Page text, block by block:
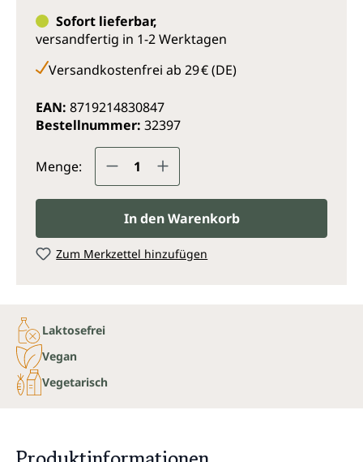
Sofort lieferbar,
versandfertig in 1-2 Werktagen
Versandkostenfrei ab 29 € (DE)
EAN: 8719214830847
Bestellnummer: 32397
Menge: Produkt Anzahl: Gib den
In den Warenkorb
Zum Merkzettel hinzufügen
Laktosefrei
Vegan
Vegetarisch